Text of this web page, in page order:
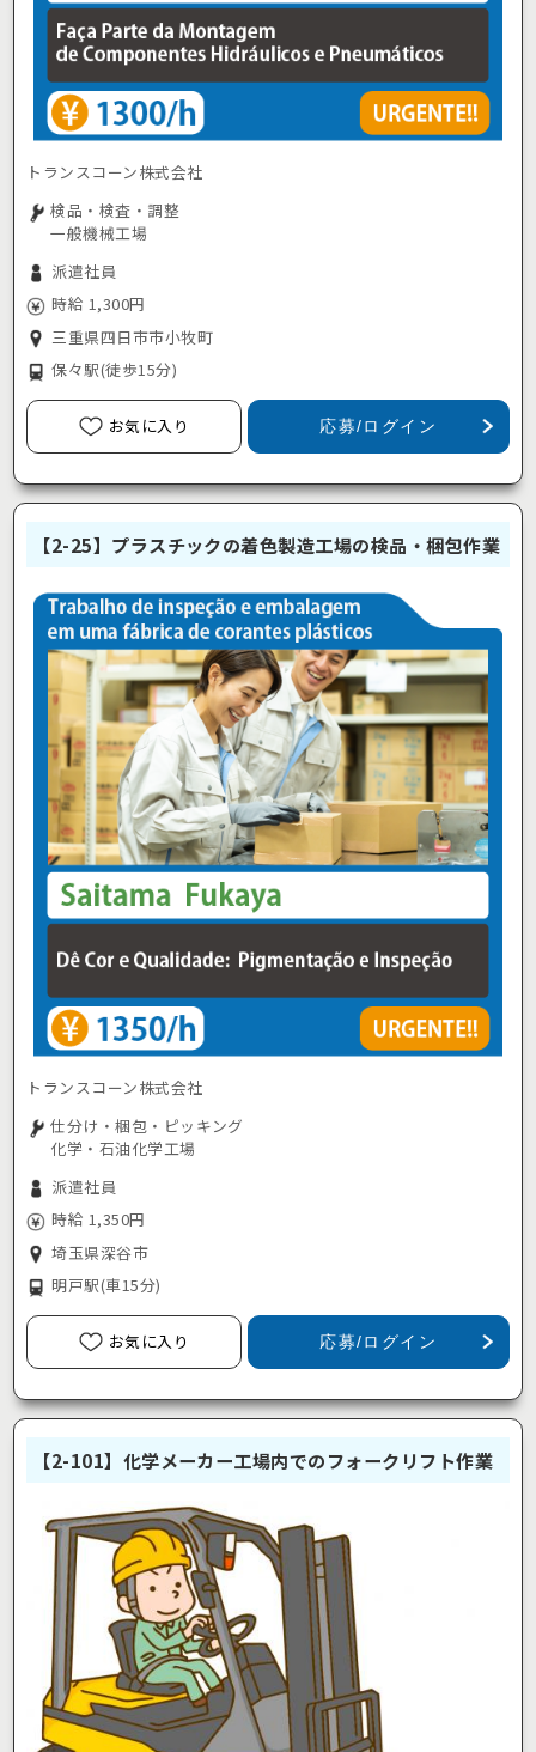
トランスコーン株式会社
検品・検査・調整
一般機械工場
派遣社員
時給 1,300円
三重県四日市市小牧町
保々駅(徒歩15分)
お気に入り 応募/ログイン
【2-25】プラスチックの着色製造工場の検品・梱包作業
トランスコーン株式会社
仕分け・梱包・ピッキング
化学・石油化学工場
派遣社員
時給 1,350円
埼玉県深谷市
明戸駅(車15分)
お気に入り 応募/ログイン
【2-101】化学メーカー工場内でのフォークリフト作業